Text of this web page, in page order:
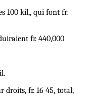
100 kil,, qui font fr.
fr. 440,000
droits, fr. 16 45, total,